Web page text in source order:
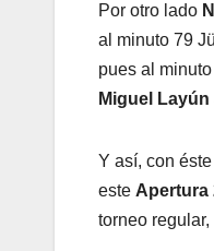
Por otro lado
al minuto 79
pues al
Miguel Layún
Y así, con
este Apertura
torneo